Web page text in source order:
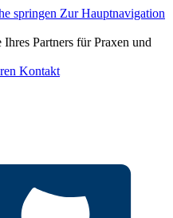
springen Zur Hauptnavigation
Partners für Praxen und
Kontakt